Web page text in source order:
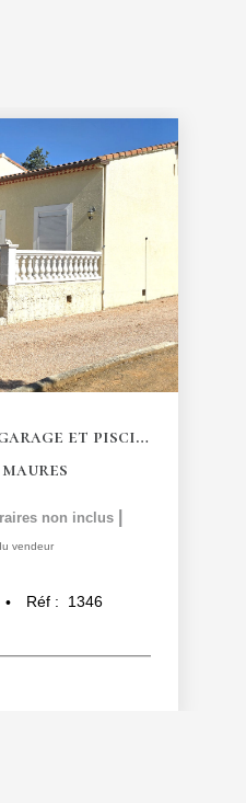
Villa T4 de 123,5 m² avec garage et piscine
non inclus
vendeur
Réf : 1346